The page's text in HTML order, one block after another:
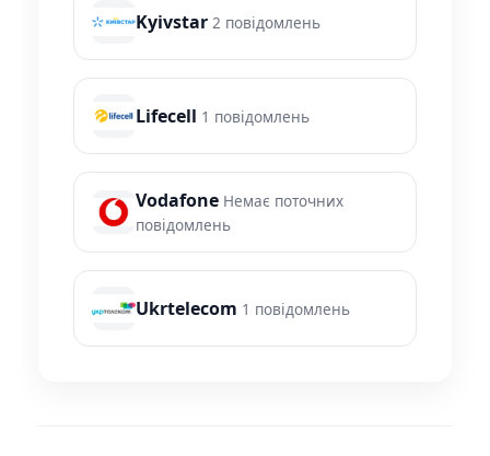
Kyivstar 2 повідомлень
Lifecell 1 повідомлень
Vodafone Немає поточних
повідомлень
Ukrtelecom 1 повідомлень